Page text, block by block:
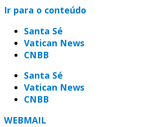
Ir para o conteúdo
Santa Sé
Vatican News
CNBB
Santa Sé
Vatican News
CNBB
WEBMAIL